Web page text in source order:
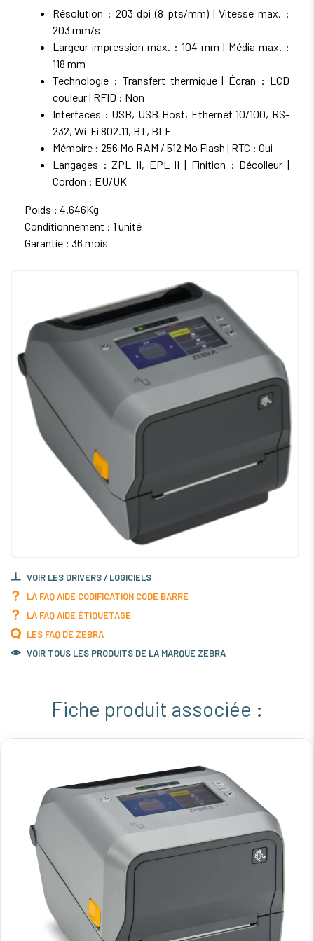
VOIR LES DRIVERS / LOGICIELS
LA FAQ AIDE CODIFICATION CODE BARRE
LA FAQ AIDE ÉTIQUETAGE
LES FAQ DE ZEBRA
VOIR TOUS LES PRODUITS DE LA MARQUE ZEBRA
Résolution : 203 dpi (8 pts/mm) | Vitesse max. :
203 mm/s
Largeur impression max. : 104 mm | Média max. :
118 mm
Technologie : Transfert thermique | Écran : LCD
couleur | RFID : Non
Interfaces : USB, USB Host, Ethernet 10/100, RS-
232, Wi-Fi 802.11, BT, BLE
Mémoire : 256 Mo RAM / 512 Mo Flash | RTC : Oui
Langages : ZPL II, EPL II | Finition : Décolleur |
Cordon : EU/UK
Poids : 4.646Kg
Conditionnement : 1 unité
Garantie : 36 mois
Fiche produit associée :